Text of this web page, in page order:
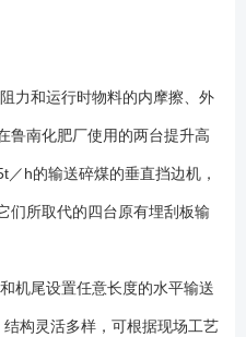
和运行时物料的内摩擦、外
鲁南化肥厂使用的两台提升高
h的输送碎煤的垂直挡边机，
们所取代的四台原有埋刮板输
尾设置任意长度的水平输送
构灵活多样，可根据现场工艺